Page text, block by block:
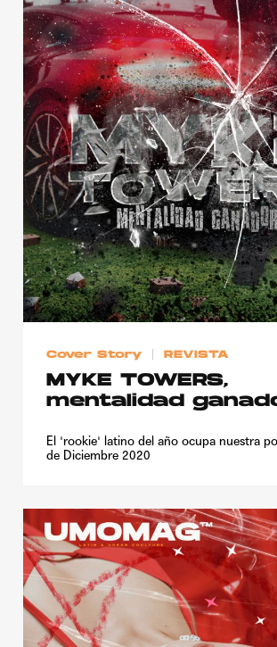
Cover Story REVISTA
MYKE TOWERS,
mentalidad
El 'rookie' latino del año ocupa nuestra
de Diciembre 2020